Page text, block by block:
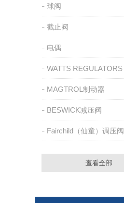
球阀
截止阀
电偶
WATTS REGULATORS
MAGTROL制动器
BESWICK减压阀
Fairchild（仙童）调压阀
查看全部